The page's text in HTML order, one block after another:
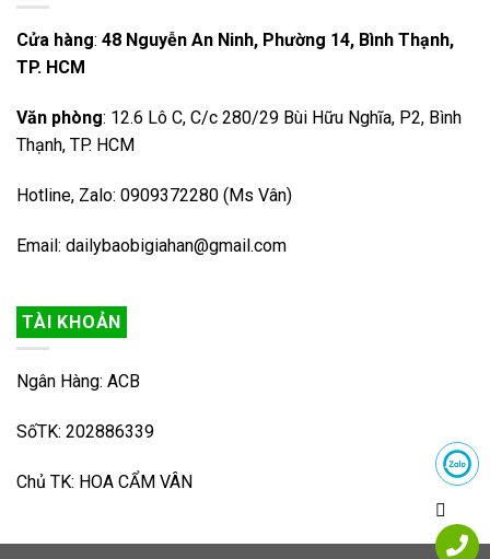
Cửa hàng: 48 Nguyễn An Ninh, Phường 14, Bình Thạnh,
TP. HCM
Văn phòng: 12.6 Lô C, C/c 280/29 Bùi Hữu Nghĩa, P2, Bình
Thạnh, TP. HCM
Hotline, Zalo: 0909372280 (Ms Vân)
Email: dailybaobigiahan@gmail.com
TÀI KHOẢN
Ngân Hàng: ACB
SốTK: 202886339
Chủ TK: HOA CẨM VÂN